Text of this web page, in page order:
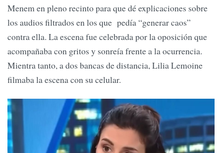
Menem en pleno recinto para que dé explicaciones sobre
los audios filtrados en los que pedía “generar caos”
contra ella. La escena fue celebrada por la oposición que
acompañaba con gritos y sonreía frente a la ocurrencia.
Mientra tanto, a dos bancas de distancia, Lilia Lemoine
filmaba la escena con su celular.